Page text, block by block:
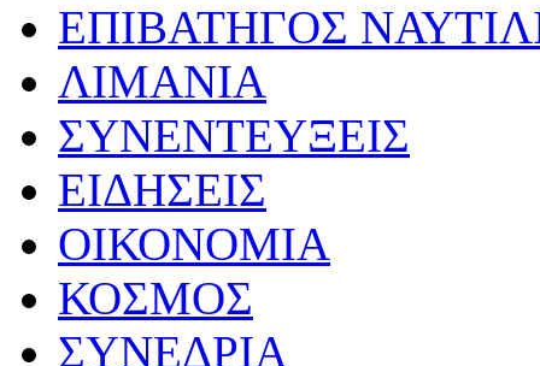
ΕΠΙΒΑΤΗΓΟΣ
ΛΙΜΑΝΙΑ
ΣΥΝΕΝΤΕΥΞΕΙΣ
ΕΙΔΗΣΕΙΣ
ΟΙΚΟΝΟΜΙΑ
ΚΟΣΜΟΣ
ΣΥΝΕΔΡΙΑ